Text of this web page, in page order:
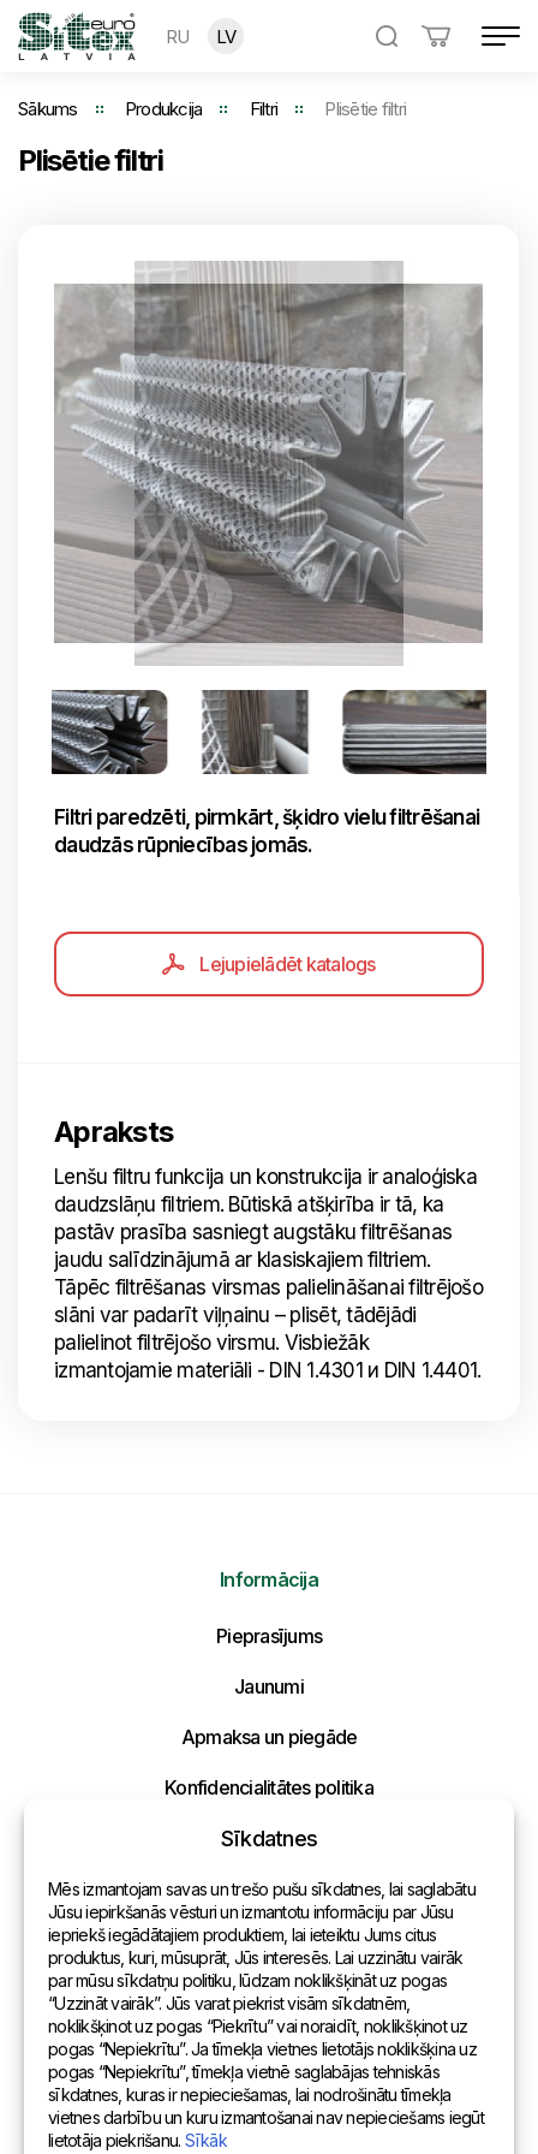
RU LV
Sākums Produkcija Filtri Plisētie filtri
Plisētie filtri
Filtri paredzēti, pirmkārt, šķidro vielu filtrēšanai
daudzās rūpniecības jomās.
Lejupielādēt katalogs
Apraksts
Lenšu filtru funkcija un konstrukcija ir analoģiska
daudzslāņu filtriem. Būtiskā atšķirība ir tā, ka
pastāv prasība sasniegt augstāku filtrēšanas
jaudu salīdzinājumā ar klasiskajiem filtriem.
Tāpēc filtrēšanas virsmas palielināšanai filtrējošo
slāni var padarīt viļņainu – plisēt, tādējādi
palielinot filtrējošo virsmu. Visbiežāk
izmantojamie materiāli - DIN 1.4301 и DIN 1.4401.
Uzraksti savu ziņojumu un mēs atbildēsim
Informācija
Pieprasījums
Jaunumi
Apmaksa un piegāde
Konfidencialitātes politika
Kontakti
Vispārēja informācija
Pārstāvniecības pasaulē
Adrese
Andreja Pumpura iela 104B, Daugavpils, Latvija, LV-5404
Sīkdatnes
Mēs izmantojam savas un trešo pušu sīkdatnes, lai saglabātu
Jūsu iepirkšanās vēsturi un izmantotu informāciju par Jūsu
iepriekš iegādātajiem produktiem, lai ieteiktu Jums citus
produktus, kuri, mūsuprāt, Jūs interesēs. Lai uzzinātu vairāk
par mūsu sīkdatņu politiku, lūdzam noklikšķināt uz pogas
“Uzzināt vairāk”. Jūs varat piekrist visām sīkdatnēm,
noklikšķinot uz pogas “Piekrītu” vai noraidīt, noklikšķinot uz
pogas “Nepiekrītu”. Ja tīmekļa vietnes lietotājs noklikšķina uz
pogas “Nepiekrītu”, tīmekļa vietnē saglabājas tehniskās
sīkdatnes, kuras ir nepieciešamas, lai nodrošinātu tīmekļa
vietnes darbību un kuru izmantošanai nav nepieciešams iegūt
lietotāja piekrišanu. Sīkāk